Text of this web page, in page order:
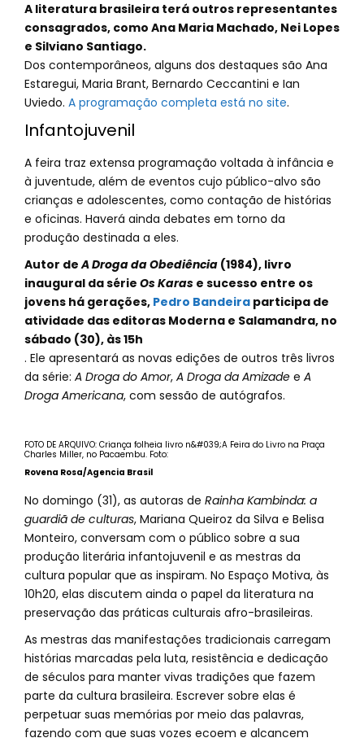
A literatura brasileira terá outros representantes
consagrados, como Ana Maria Machado, Nei Lopes
e Silviano Santiago.
Dos contemporâneos, alguns dos destaques são Ana
Estaregui, Maria Brant, Bernardo Ceccantini e Ian
Uviedo. A programação completa está no site.
Infantojuvenil
A feira traz extensa programação voltada à infância e
à juventude, além de eventos cujo público-alvo são
crianças e adolescentes, como contação de histórias
e oficinas. Haverá ainda debates em torno da
produção destinada a eles.
Autor deA Droga da Obediência (1984), livro
inaugural da série Os Karas e sucesso entre os
jovens há gerações, Pedro Bandeira participa de
atividade das editoras Moderna e Salamandra, no
sábado (30), às 15h
. Ele apresentará as novas edições de outros três livros
da série: A Droga do Amor, A Droga da Amizade e A
Droga Americana, com sessão de autógrafos.
FOTO DE ARQUIVO: Criança folheia livro n&#039;A Feira do Livro na Praça
Charles Miller, no Pacaembu. Foto:
Rovena Rosa/Agencia Brasil
No domingo (31), as autoras de Rainha Kambinda: a
guardiã de culturas, Mariana Queiroz da Silva e Belisa
Monteiro, conversam com o público sobre a sua
produção literária infantojuvenil e as mestras da
cultura popular que as inspiram. No Espaço Motiva, às
10h20, elas discutem ainda o papel da literatura na
preservação das práticas culturais afro-brasileiras.
As mestras das manifestações tradicionais carregam
histórias marcadas pela luta, resistência e dedicação
de séculos para manter vivas tradições que fazem
parte da cultura brasileira. Escrever sobre elas é
perpetuar suas memórias por meio das palavras,
fazendo com que suas vozes ecoem e alcancem